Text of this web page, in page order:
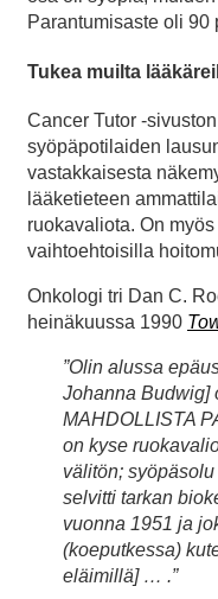
Parantumisaste oli 90
Tukea muilta
Cancer Tutor -
syöpäpotilaiden
vastakkaisesta
lääketieteen
ruokavaliota. On
vaihtoehtoisilla
Onkologi tri Dan C.
heinäkuussa 1990
”Olin alussa
Johanna Budwig]
MAHDOLLISTA
on kyse
välitön;
selvitti tarkan
vuonna 1951 ja
(koeputkessa)
eläimillä] … .”